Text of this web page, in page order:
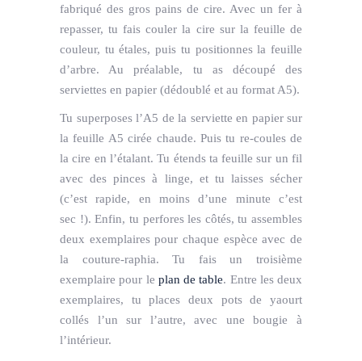
fabriqué des gros pains de cire. Avec un fer à
repasser, tu fais couler la cire sur la feuille de
couleur, tu étales, puis tu positionnes la feuille
d’arbre. Au préalable, tu as découpé des
serviettes en papier (dédoublé et au format A5).
Tu superposes l’A5 de la serviette en papier sur
la feuille A5 cirée chaude. Puis tu re-coules de
la cire en l’étalant. Tu étends ta feuille sur un fil
avec des pinces à linge, et tu laisses sécher
(c’est rapide, en moins d’une minute c’est
sec !). Enfin, tu perfores les côtés, tu assembles
deux exemplaires pour chaque espèce avec de
la couture-raphia. Tu fais un troisième
exemplaire pour le plan de table. Entre les deux
exemplaires, tu places deux pots de yaourt
collés l’un sur l’autre, avec une bougie à
l’intérieur.